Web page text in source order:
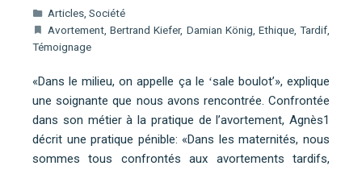
Articles, Société
Avortement,Bertrand Kiefer, Damian König, Ethique,Tardif,
Témoignage
«Dans le milieu, on appelle ça le ʻsale boulotʼ», explique
une soignante que nous avons rencontrée. Confrontée
dans son métier à la pratique de l’avortement, Agnès1
décrit une pratique pénible: «Dans les maternités, nous
sommes tous confrontés aux avortements tardifs,